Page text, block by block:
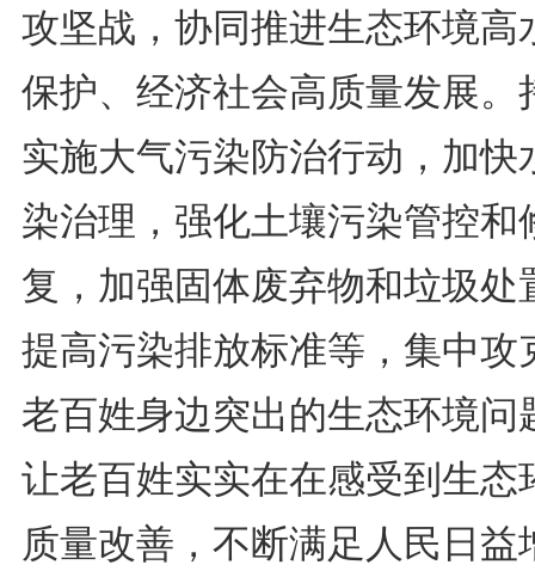
攻坚战，协同推进生态环境高
保护、经济社会高质量发展。
实施大气污染防治行动，加快
染治理，强化土壤污染管控和
复，加强固体废弃物和垃圾处
提高污染排放标准等，集中攻
老百姓身边突出的生态环境问
让老百姓实实在在感受到生态
质量改善，不断满足人民日益